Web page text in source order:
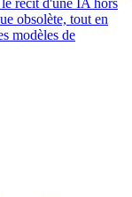
récit d'une IA hors
obsolète, tout en
modèles de